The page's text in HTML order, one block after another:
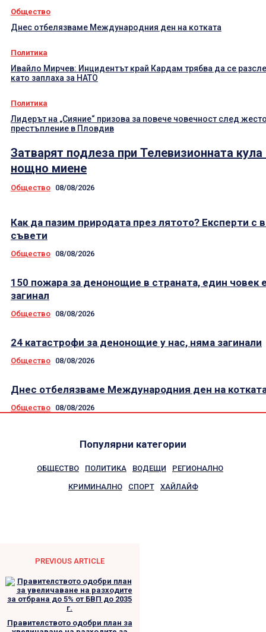
Общество
Днес отбелязваме Международния ден на котката
Политика
Ивайло Мирчев: Инцидентът край Кардам трябва да се
като заплаха за НАТО
Политика
Лидерът на „Сияние“ призова за повече човечност след
престъпление в Пловдив
Затварят подлеза при Телевизионната кула
нощно миене
Общество 08/08/2026
Как да пазим природата през лятото? Експерти с
съвети
Общество 08/08/2026
150 пожара за денонощие в страната, един човек
загинал
Общество 08/08/2026
24 катастрофи за денонощие у нас, няма загинали
Общество 08/08/2026
Днес отбелязваме Международния ден на
Общество 08/08/2026
Популярни категории
ОБЩЕСТВО ПОЛИТИКА ВОДЕЩИ РЕГИОНАЛНО
КРИМИНАЛНО СПОРТ ХАЙЛАЙФ
PREVIOUS ARTICLE
Правителството одобри план за